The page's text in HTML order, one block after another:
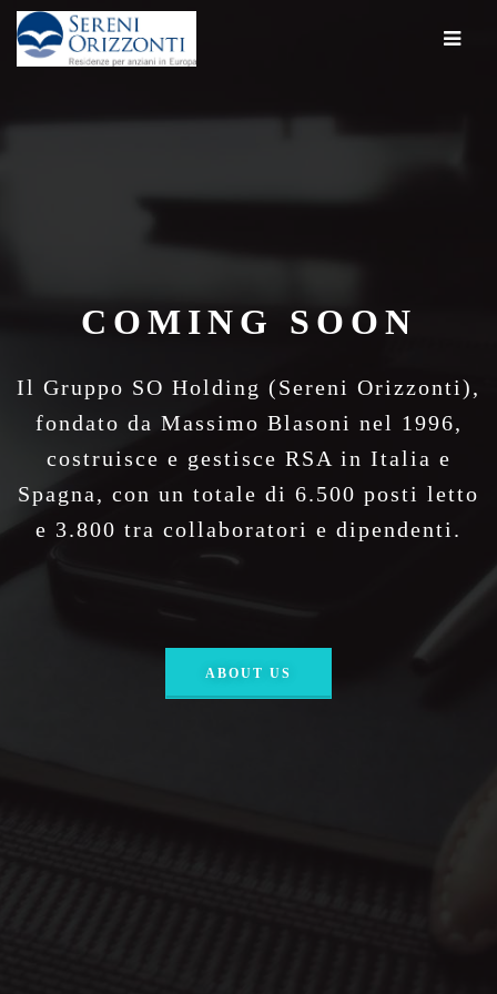
COMING SOON
Il Gruppo SO Holding (Sereni Orizzonti),
fondato da Massimo Blasoni nel 1996,
costruisce e gestisce RSA in Italia e
Spagna, con un totale di 6.500 posti letto
e 3.800 tra collaboratori e dipendenti.
ABOUT US